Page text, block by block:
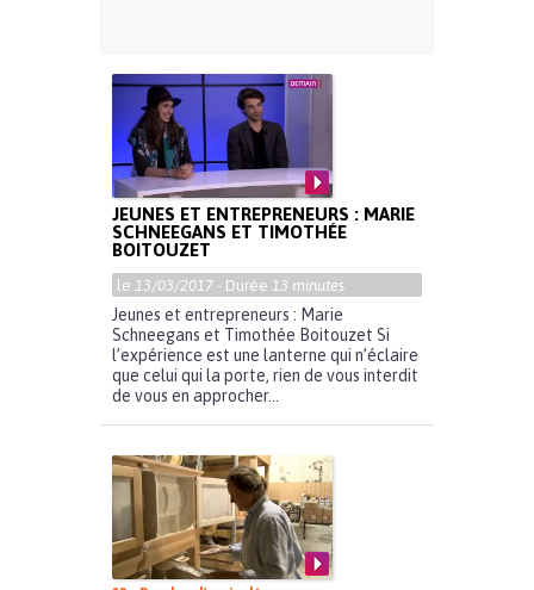
JEUNES ET ENTREPRENEURS : MARIE
SCHNEEGANS ET TIMOTHÉE
BOITOUZET
le 13/03/2017 - Durée 13 minutes
Jeunes et entrepreneurs : Marie
Schneegans et Timothée Boitouzet Si
l’expérience est une lanterne qui n’éclaire
que celui qui la porte, rien de vous interdit
de vous en approcher...